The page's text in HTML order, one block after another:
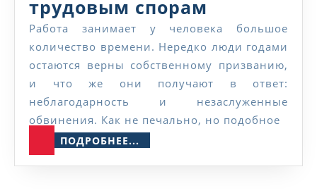
трудовым спорам
по
трудовым
спорам
Работа занимает у человека большое
количество времени. Нередко люди годами
остаются верны собственному призванию,
и что же они получают в ответ:
неблагодарность и незаслуженные
обвинения. Как не печально, но подобное
ПОДРОБНЕЕ...